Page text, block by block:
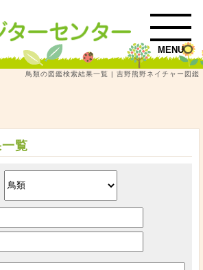
MENU
鳥類の図鑑検索結果一覧 | 吉野熊野ネイチャー図鑑
覧